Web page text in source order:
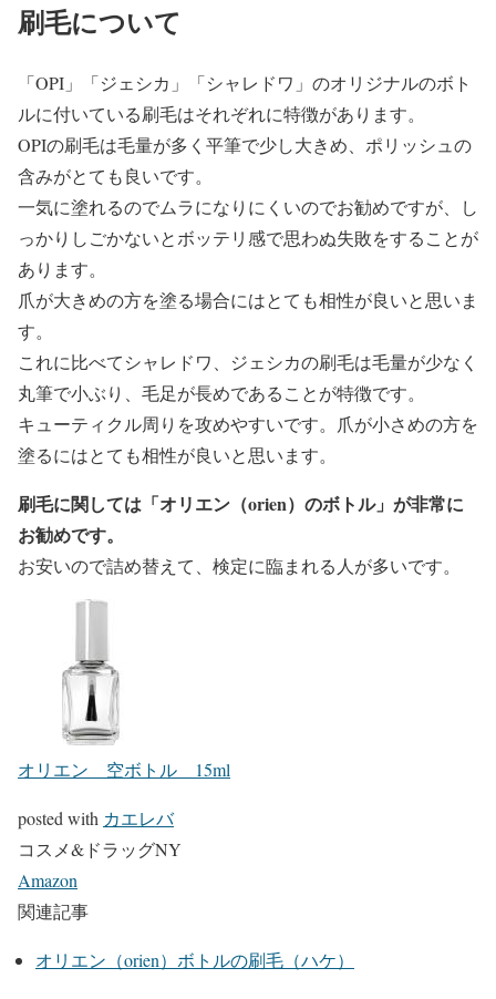
刷毛について
「OPI」「ジェシカ」「シャレドワ」のオリジナルのボト
ルに付いている刷毛はそれぞれに特徴があります。
OPIの刷毛は毛量が多く平筆で少し大きめ、ポリッシュの
含みがとても良いです。
一気に塗れるのでムラになりにくいのでお勧めですが、し
っかりしごかないとボッテリ感で思わぬ失敗をすることが
あります。
爪が大きめの方を塗る場合にはとても相性が良いと思いま
す。
これに比べてシャレドワ、ジェシカの刷毛は毛量が少なく
丸筆で小ぶり、毛足が長めであることが特徴です。
キューティクル周りを攻めやすいです。爪が小さめの方を
塗るにはとても相性が良いと思います。
刷毛に関しては「オリエン（orien）のボトル」が非常に
お勧めです。
お安いので詰め替えて、検定に臨まれる人が多いです。
オリエン 空ボトル 15ml
posted with カエレバ
コスメ&ドラッグNY
Amazon
関連記事
オリエン（orien）ボトルの刷毛（ハケ）